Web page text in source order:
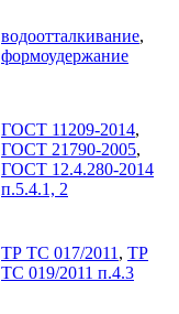
водоотталкивание,
формоудержание
ГОСТ 11209-2014,
ГОСТ 21790-2005,
ГОСТ 12.4.280-2014
п.5.4.1, 2
ТР ТС 017/2011 , ТР
ТС 019/2011 п.4.3